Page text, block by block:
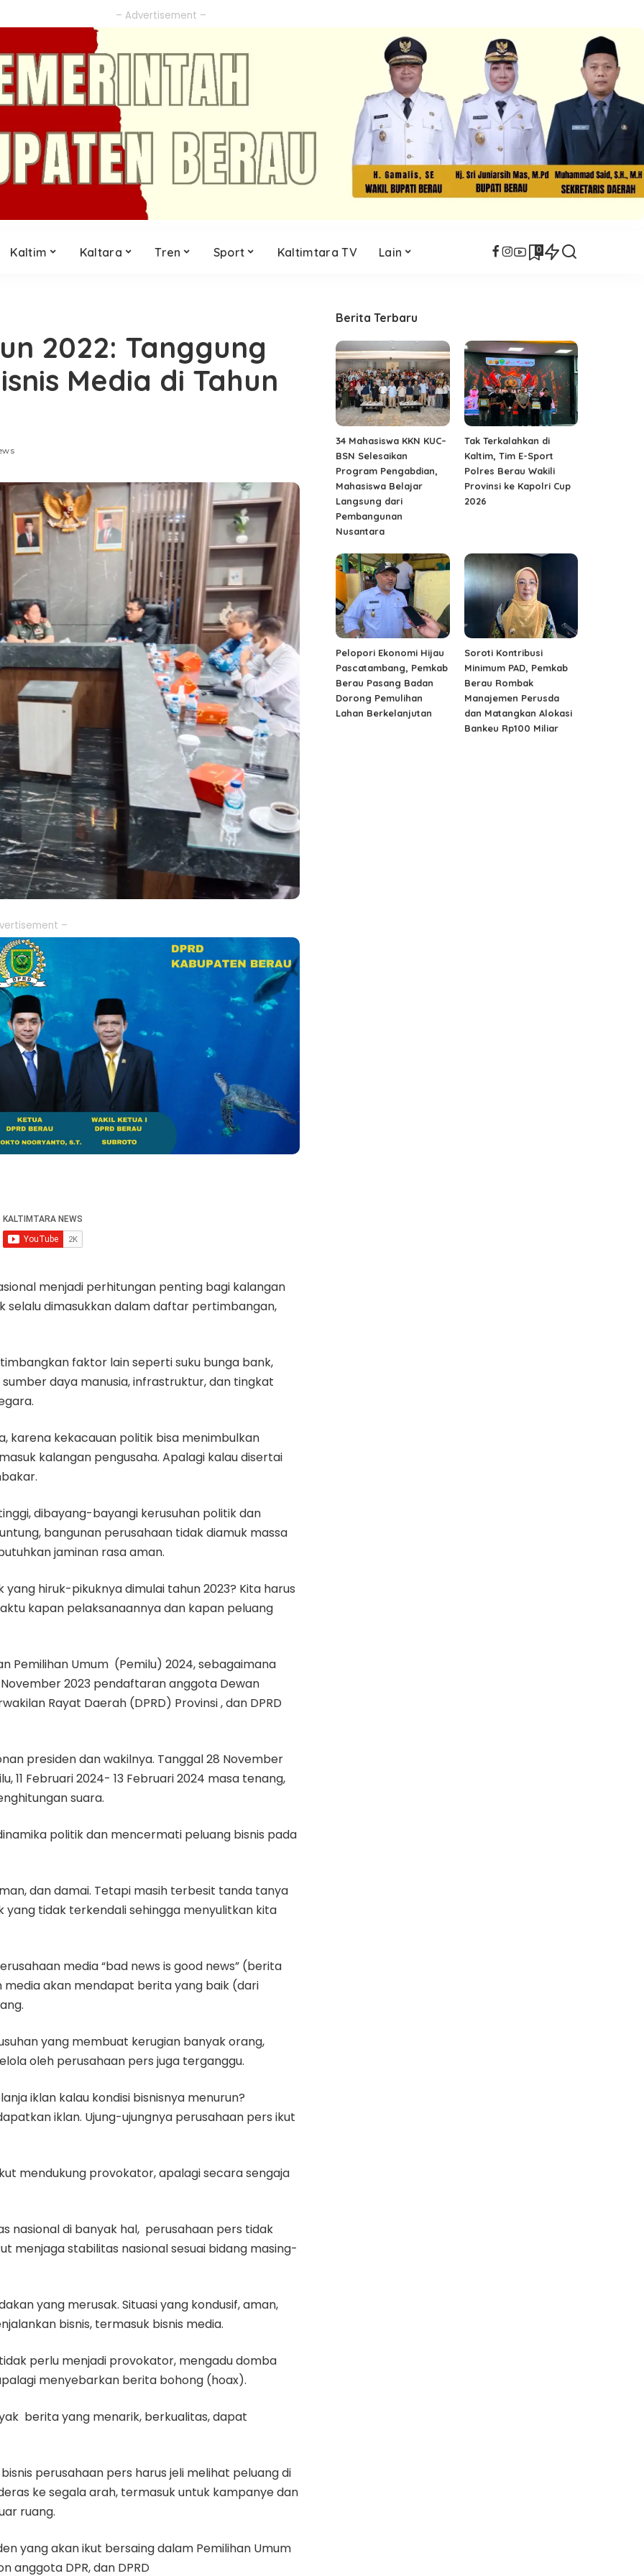
– Advertisement –
Kaltim Kaltara Tren Sport Kaltimtara TV Lain 0
2022: Tanggung
Media di Tahun
–
menjadi perhitungan penting bagi kalangan
selalu dimasukkan dalam daftar pertimbangan,
faktor lain seperti suku bunga bank,
daya manusia, infrastruktur, dan tingkat
karena kekacauan politik bisa menimbulkan
kalangan pengusaha. Apalagi kalau disertai
dibayang-bayangi kerusuhan politik dan
bangunan perusahaan tidak diamuk massa
jaminan rasa aman.
hiruk-pikuknya dimulai tahun 2023? Kita harus
kapan pelaksanaannya dan kapan peluang
Pemilihan Umum (Pemilu) 2024, sebagaimana
2023 pendaftaran anggota Dewan
Rayat Daerah (DPRD) Provinsi , dan DPRD
presiden dan wakilnya. Tanggal 28 November
11 Februari 2024- 13 Februari 2024 masa tenang,
suara.
politik dan mencermati peluang bisnis pada
dan damai. Tetapi masih terbesit tanda tanya
yang tidak terkendali sehingga menyulitkan kita
media “bad news is good news” (berita
akan mendapat berita yang baik (dari
yang membuat kerugian banyak orang,
oleh perusahaan pers juga terganggu.
iklan kalau kondisi bisnisnya menurun?
iklan. Ujung-ujungnya perusahaan pers ikut
mendukung provokator, apalagi secara sengaja
nasional di banyak hal, perusahaan pers tidak
menjaga stabilitas nasional sesuai bidang masing-
yang merusak. Situasi yang kondusif, aman,
bisnis, termasuk bisnis media.
perlu menjadi provokator, mengadu domba
menyebarkan berita bohong (hoax).
berita yang menarik, berkualitas, dapat
perusahaan pers harus jeli melihat peluang di
ke segala arah, termasuk untuk kampanye dan
ruang.
yang akan ikut bersaing dalam Pemilihan Umum
anggota DPR, dan DPRD
Berita Terbaru
34 Mahasiswa KKN KUC–
BSN Selesaikan
Program Pengabdian,
Mahasiswa Belajar
Langsung dari
Pembangunan
Nusantara
Tak Terkalahkan di
Kaltim, Tim E-Sport
Polres Berau Wakili
Provinsi ke Kapolri Cup
2026
Pelopori Ekonomi Hijau
Pascatambang, Pemkab
Berau Pasang Badan
Dorong Pemulihan
Lahan Berkelanjutan
Soroti Kontribusi
Minimum PAD, Pemkab
Berau Rombak
Manajemen Perusda
dan Matangkan Alokasi
Bankeu Rp100 Miliar